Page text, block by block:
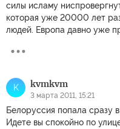
силы исламу
которая уже 20000 лет
людей. Европа давно уже
K kvmkvm
3 марта 2011, 15:21
Белоруссия попала сразу
Идете вы спокойно по